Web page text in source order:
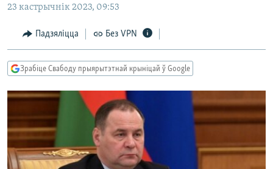
да
навігацыі
Перайсьці
да
ПАЛІТЫКА
ЭКАНОМІКА
ПАЛІТВЯЗЬНІ
КАЛЯНДАР
ГІСТОРЫЯ НА СВАБОДЗЕ
ПАДКАСТЫ
PREMIUM
НА ХВАЛЯХ СВАБОДЫ
ПАДЗЯЛІЦЦА ІНФАРМАЦЫЯЙ
ПАДКАСТЫ
Усе сайты РС/РСЭ
23 кастрычнік 2023, 09:53
Падзяліцца Без VPN
Зрабіце Свабоду прыярытэтнай крыніцай ў Google